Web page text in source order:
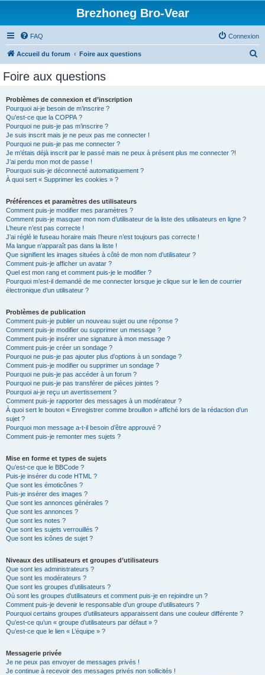
Brezhoneg Bro-Vear
FAQ Connexion
Accueil du forum Foire aux questions
Foire aux questions
Problèmes de connexion et d’inscription
Pourquoi ai-je besoin de m’inscrire ?
Qu’est-ce que la COPPA ?
Pourquoi ne puis-je pas m’inscrire ?
Je suis inscrit mais je ne peux pas me connecter !
Pourquoi ne puis-je pas me connecter ?
Je m’étais déjà inscrit par le passé mais ne peux à présent plus me connecter ?!
J’ai perdu mon mot de passe !
Pourquoi suis-je déconnecté automatiquement ?
À quoi sert « Supprimer les cookies » ?
Préférences et paramètres des utilisateurs
Comment puis-je modifier mes paramètres ?
Comment puis-je masquer mon nom d’utilisateur de la liste des utilisateurs en ligne ?
L’heure n’est pas correcte !
J’ai réglé le fuseau horaire mais l’heure n’est toujours pas correcte !
Ma langue n’apparaît pas dans la liste !
Que signifient les images situées à côté de mon nom d’utilisateur ?
Comment puis-je afficher un avatar ?
Quel est mon rang et comment puis-je le modifier ?
Pourquoi m’est-il demandé de me connecter lorsque je clique sur le lien de courrier
électronique d’un utilisateur ?
Problèmes de publication
Comment puis-je publier un nouveau sujet ou une réponse ?
Comment puis-je modifier ou supprimer un message ?
Comment puis-je insérer une signature à mon message ?
Comment puis-je créer un sondage ?
Pourquoi ne puis-je pas ajouter plus d’options à un sondage ?
Comment puis-je modifier ou supprimer un sondage ?
Pourquoi ne puis-je pas accéder à un forum ?
Pourquoi ne puis-je pas transférer de pièces jointes ?
Pourquoi ai-je reçu un avertissement ?
Comment puis-je rapporter des messages à un modérateur ?
À quoi sert le bouton « Enregistrer comme brouillon » affiché lors de la rédaction d’un
sujet ?
Pourquoi mon message a-t-il besoin d’être approuvé ?
Comment puis-je remonter mes sujets ?
Mise en forme et types de sujets
Qu’est-ce que le BBCode ?
Puis-je insérer du code HTML ?
Que sont les émoticônes ?
Puis-je insérer des images ?
Que sont les annonces générales ?
Que sont les annonces ?
Que sont les notes ?
Que sont les sujets verrouillés ?
Que sont les icônes de sujet ?
Niveaux des utilisateurs et groupes d’utilisateurs
Que sont les administrateurs ?
Que sont les modérateurs ?
Que sont les groupes d’utilisateurs ?
Où sont les groupes d’utilisateurs et comment puis-je en rejoindre un ?
Comment puis-je devenir le responsable d’un groupe d’utilisateurs ?
Pourquoi certains groupes d’utilisateurs apparaissent dans une couleur différente ?
Qu’est-ce qu’un « groupe d’utilisateurs par défaut » ?
Qu’est-ce que le lien « L’équipe » ?
Messagerie privée
Je ne peux pas envoyer de messages privés !
Je continue à recevoir des messages privés non sollicités !